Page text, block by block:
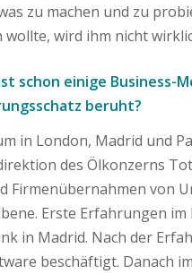
zu machen und zu
wird ihm nicht
schon einige Business-
beruht?
in London, Madrid und
des Ölkonzerns
Firmenübernahmen von
Erste Erfahrungen im
in Madrid. Nach der
beschäftigt. Danach